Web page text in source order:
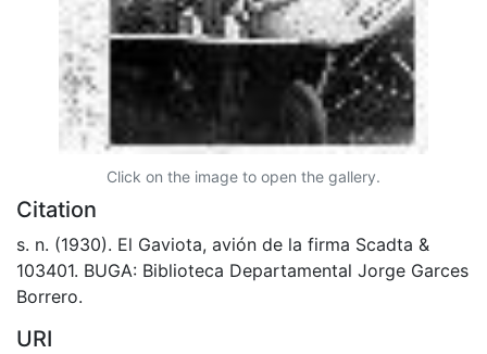
Click on the image to open the gallery.
Citation
s. n. (1930). El Gaviota, avión de la firma Scadta &
103401. BUGA: Biblioteca Departamental Jorge Garces
Borrero.
URI